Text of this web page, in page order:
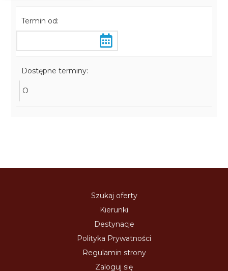
Termin od:
Dostępne terminy:
O
Szukaj oferty
Kierunki
Destynacje
Polityka Prywatności
Regulamin strony
Zaloguj się